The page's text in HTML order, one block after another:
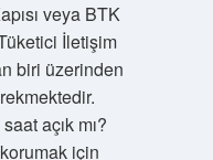
veya BTK
İletişim
biri üzerinden
açık mı?
için